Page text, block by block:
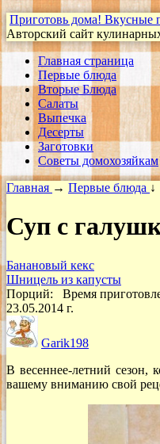
Приготовь дома! Вкусные
Авторский сайт
Главная страница
Первые блюда
Вторые Блюда
Салаты
Выпечка
Десерты
Заготовки
Cоветы домохозяйкам
Главная → Первые блюда ↓
Суп с
Банановый кекс
Шницель из капусты
Порций: Время
23.05.2014 г.
Garik198
В весеннее-летний сезон,
вашему вниманию свой